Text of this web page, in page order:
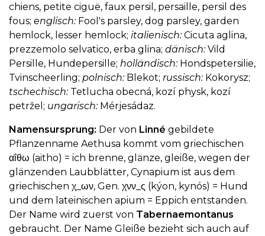
chiens, petite ciguë, faux persil, persaille, persil des
fous; englisch:Fool's parsley, dog parsley, garden
hemlock, lesser hemlock; italienisch:Cicuta aglina,
prezzemolo selvatico, erba glina; dänisch:Vild
Persille, Hundepersille; holländisch:Hondspetersilie,
Tvinscheerling; polnisch:Blekot; russisch:Kokorysz;
tschechisch:Tetlucha obecná, kozí physk, kozí
petržel; ungarisch:Mérjesádaz.
Namensursprung: Der von Linné gebildete
Pflanzenname Aethusa kommt vom griechischen
αΐθω (aitho) = ich brenne, glänze, gleiße, wegen der
glänzenden Laubblätter, Cynapium ist aus dem
griechischen χ_ων, Gen. χνν_ς (kýon, kynós) = Hund
und dem lateinischen apium = Eppich entstanden.
Der Name wird zuerst von Tabernaemontanus
gebraucht. Der Name Gleiße bezieht sich auch auf